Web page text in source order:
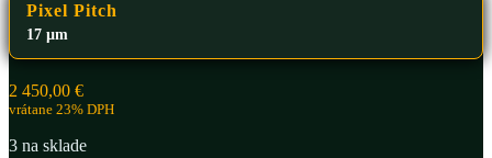
Pixel Pitch
17 µm
2 450,00 €
vrátane 23% DPH
3 na sklade